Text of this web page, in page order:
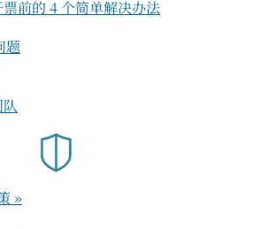
前的 4 个简单解决办法
题
»